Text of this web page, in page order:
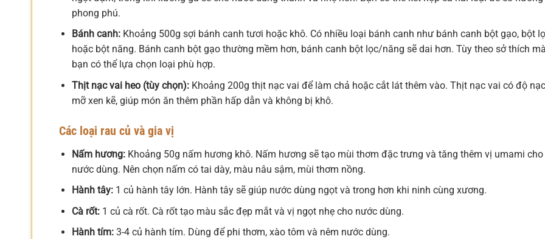
phong phú.
Bánh canh:Khoảng 500g sợi bánh canh tươi hoặc khô. Có nhiều loại bánh canh như bánh canh bột gạo, bột
hoặc bột năng. Bánh canh bột gạo thường mềm hơn, bánh canh bột lọc/năng sẽ dai hơn. Tùy theo sở thích mà
bạn có thể lựa chọn loại phù hợp.
Thịt nạc vai heo (tùy chọn):Khoảng 200g thịt nạc vai để làm chả hoặc cắt lát thêm vào. Thịt nạc vai có độ nạc
mỡ xen kẽ, giúp món ăn thêm phần hấp dẫn và không bị khô.
Các loại rau củ và gia vị
Nấm hương:Khoảng 50g nấm hương khô. Nấm hương sẽ tạo mùi thơm đặc trưng và tăng thêm vị umami cho
nước dùng. Nên chọn nấm có tai dày, màu nâu sậm, mùi thơm nồng.
Hành tây:1 củ hành tây lớn. Hành tây sẽ giúp nước dùng ngọt và trong hơn khi ninh cùng xương.
Cà rốt:1 củ cà rốt. Cà rốt tạo màu sắc đẹp mắt và vị ngọt nhẹ cho nước dùng.
Hành tím:3-4 củ hành tím. Dùng để phi thơm, xào tôm và nêm nước dùng.